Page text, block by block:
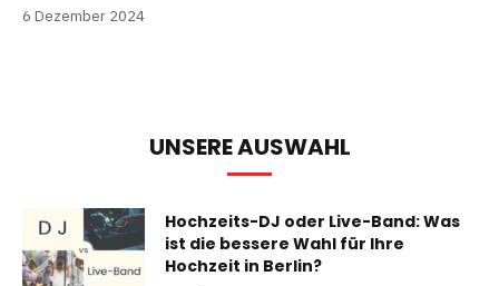
6 Dezember 2024
UNSERE AUSWAHL
Hochzeits-DJ oder Live-Band: Was
ist die bessere Wahl für Ihre
Hochzeit in Berlin?